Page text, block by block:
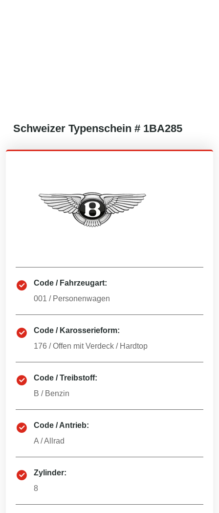
Schweizer Typenschein # 1BA285
Code / Fahrzeugart:
001 / Personenwagen
Code / Karosserieform:
176 /Offen mit Verdeck / Hardtop
Code / Treibstoff:
B / Benzin
Code / Antrieb:
A /Allrad
Zylinder:
8